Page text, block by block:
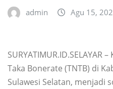
admin Agu 15,
SURYATIMUR.ID.SELAYAR
Taka Bonerate (TNTB) di
Sulawesi Selatan, menjadi